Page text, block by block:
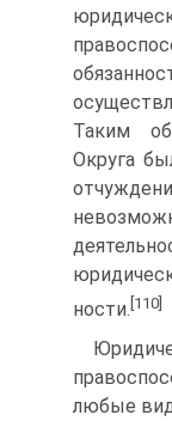
Таким
Округа
ности. [110]
любые